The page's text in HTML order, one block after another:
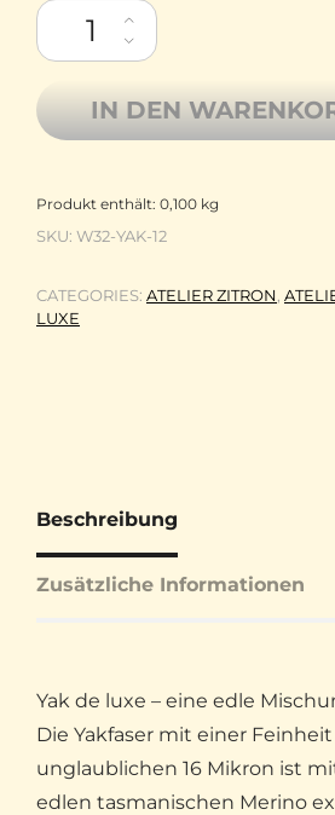
Atelier Zitron Yak mit Merinowolle
IN DEN
Produkt enthält: 0,100 kg
SKU: W32-YAK-12
CATEGORIES: ATELIER ZITRON
LUXE
Beschreibung
Zusätzliche Informationen
Yak de luxe – eine edle
Die Yakfaser mit einer
unglaublichen 16 Mikron ist
edlen tasmanischen Merino